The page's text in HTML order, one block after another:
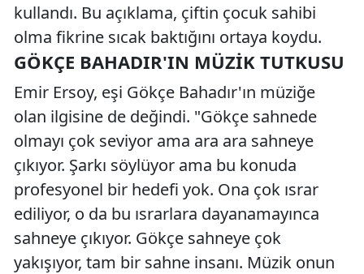
kullandı. Bu açıklama, çiftin çocuk sahibi
olma fikrine sıcak baktığını ortaya koydu.
GÖKÇE BAHADIR'IN MÜZIK TUTKUSU
Emir Ersoy, eşi Gökçe Bahadır'ın müziğe
olan ilgisine de değindi. "Gökçe sahnede
olmayı çok seviyor ama ara ara sahneye
çıkıyor. Şarkı söylüyor ama bu konuda
profesyonel bir hedefi yok. Ona çok ısrar
ediliyor, o da bu ısrarlara dayanamayınca
sahneye çıkıyor. Gökçe sahneye çok
yakışıyor, tam bir sahne insanı. Müzik onun